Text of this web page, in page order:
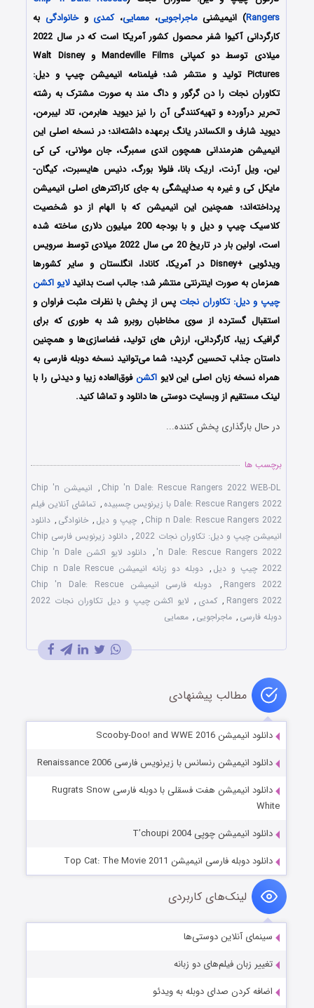
Rangers) انیمیشنیماجراجویی،معمایی،کمدی وخانوادگی به
کارگردانی آکیوا شفر محصول کشور آمریکا است که در سال 2022
میلادی توسط دو کمپانی Mandeville Films و Walt Disney
Pictures تولید و منتشر شد؛ فیلمنامه انیمیشن چیپ و دیل:
تکاوران نجات را دن گرگور و داگ مند به صورت مشترک به رشته
تحریر درآورده‌‌‌‌‌ و تهیه‌کنندگی آن را نیز دیوید هابرمن، تاد لیبرمن،
دیوید شارف و الکساندر یانگ برعهده داشته‌اند؛ در نسخه اصلی این
انیمیشن هنرمندانی همچون اندی سمبرگ، جان مولانی، کی کی
لین، ویل آرنت، اریک بانا، فلولا بورگ، دنیس هایسبرت، کیگان-
مایکل کی و غیره به صداپیشگی به جای کاراکترهای اصلی انیمیشن
پرداخته‌اند؛ همچنین این انیمیشن که با الهام از دو شخصیت
کلاسیک چیپ و دیل و با بودجه 200 میلیون دلاری ساخته شده
است، اولین بار در تاریخ 20 می سال 2022 میلادی توسط سرویس
ویدئویی +Disney در آمریکا، کانادا، انگلستان و سایر کشورها
همزمان به صورت اینترنتی منتشر شد؛ جالب است بدانیدلایو اکشن
چیپ و دیل: تکاوران نجات پس از پخش با نظرات مثبت فراوان و
استقبال گسترده از سوی مخاطبان روبرو شد به طوری که برای
گرافیک زیبا، کارگردانی، ارزش های تولید، فضاسازی‌ها و همچنین
داستان جذاب تحسین گردید؛ شما می‌توانید نسخه دوبله فارسی به
همراه نسخه زبان اصلی این لایو اکشنفوق‌العاده زیبا و دیدنی را با
لینک مستقیم از وبسایت دوستی ها دانلود و تماشا کنید.
در حال بارگذاری پخش کننده...
برچسب ها
Chip 'n Dale: Rescue Rangers 2022 WEB-DL
,
انیمیشن Chip 'n
Dale: Rescue Rangers 2022 با زیرنویس چسبیده
, تماشای آنلاین فیلم
Chip n Dale: Rescue Rangers 2022
, چیپ و دیل , خانوادگی , دانلود
انیمیشن چیپ و دیل: تکاوران نجات 2022
,
دانلود زیرنویس فارسی Chip
'n Dale: Rescue Rangers 2022
,
دانلود لایو اکشن Chip 'n Dale
2022 چیپ و دیل
,
دوبله دو زبانه انیمیشن Chip n Dale Rescue
Rangers 2022
,
دوبله فارسی انیمیشن Chip 'n Dale: Rescue
Rangers 2022
, کمدی ,
لایو اکشن چیپ و دیل تکاوران نجات 2022
دوبله فارسی , ماجراجویی , معمایی
مطالب پیشنهادی
دانلود انیمیشن Scooby-Doo! and WWE 2016
دانلود انیمیشن رنسانس با زیرنویس فارسی Renaissance 2006
دانلود انیمیشن هفت فسقلی با دوبله فارسی Rugrats Snow
White
دانلود انیمیشن چوپی T’choupi 2004
دانلود دوبله فارسی انیمیشن Top Cat: The Movie 2011
لینک‌های کاربردی
سینمای آنلاین دوستی‌ها
تغییر زبان فیلم‌های دو زبانه
اضافه کردن صدای دوبله به ویدئو